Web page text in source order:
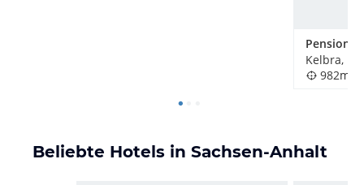
Kelbra,
982m
Beliebte Hotels in Sachsen-Anhalt